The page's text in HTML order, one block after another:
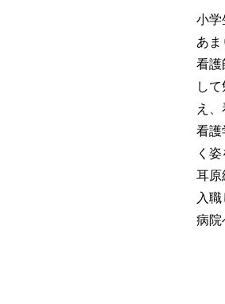
小学
あ
看護
し
え
看護
く
耳原
入
病院